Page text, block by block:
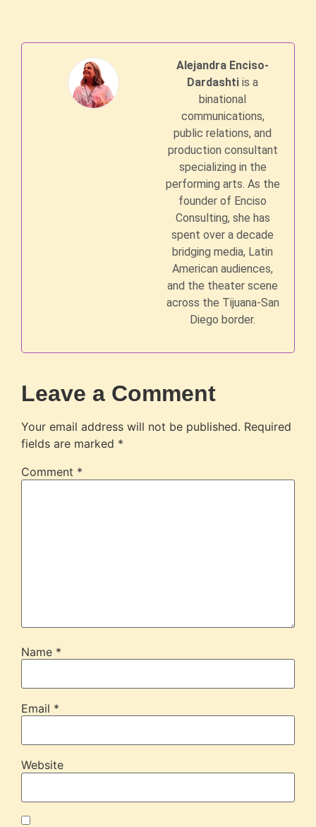
Alejandra Enciso-
Dardashti is a
binational
communications,
public relations, and
production consultant
specializing in the
performing arts. As the
founder of Enciso
Consulting, she has
spent over a decade
bridging media, Latin
American audiences,
and the theater scene
across the Tijuana-San
Diego border.
Leave a Comment
Your email address will not be published. Required
fields are marked *
Comment *
Name *
Email *
Website